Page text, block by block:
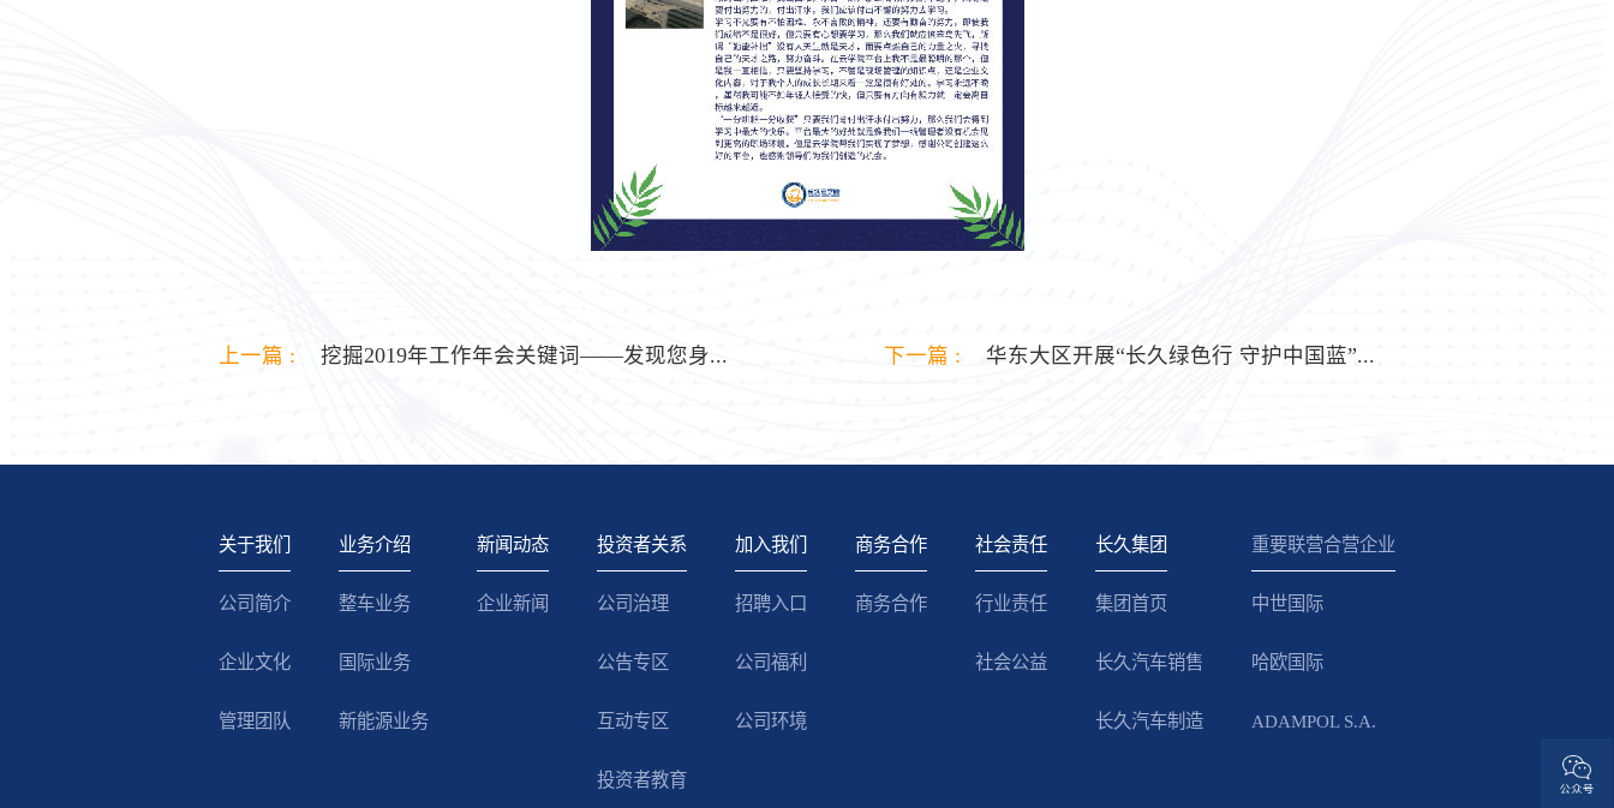
上一篇 : 挖掘2019年工作年会关键词——发现您身... 下一篇 : 华东大区开展“长久绿色行 守护中国蓝”...
关于我们
公司简介
企业文化
管理团队
业务介绍
整车业务
国际业务
新能源业务
新闻动态
企业新闻
投资者关系
公司治理
公告专区
互动专区
投资者教育
加入我们
招聘入口
公司福利
公司环境
商务合作
商务合作
社会责任
行业责任
社会公益
长久集团
集团首页
长久汽车销售
长久汽车制造
重要联营合营企业
中世国际
哈欧国际
ADAMPOL S.A.